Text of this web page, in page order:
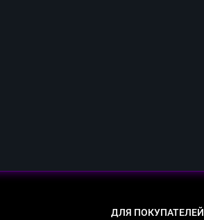
ДЛЯ ПОКУПАТЕЛЕЙ